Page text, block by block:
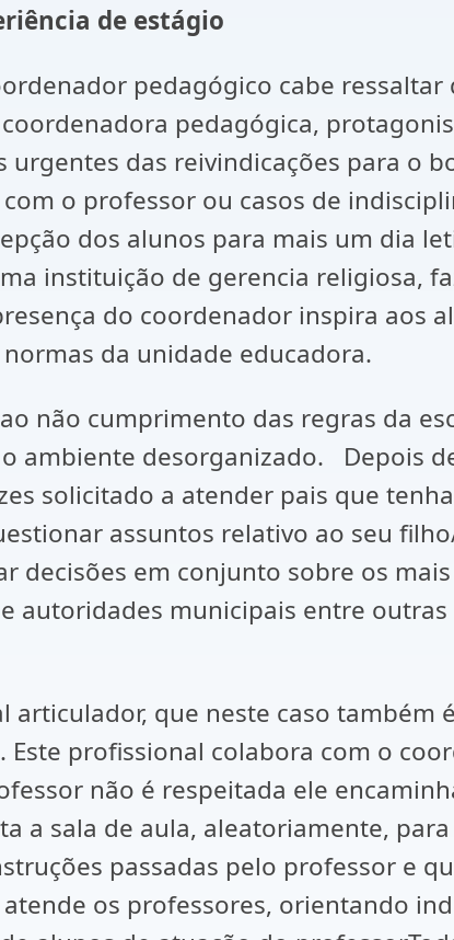
de estágio
pedagógico cabe ressaltar
pedagógica,
das reivindicações para o
o professor ou casos de
dos alunos para mais um dia
instituição de gerencia religiosa,
do coordenador inspira aos
da unidade educadora.
não cumprimento das regras da
ambiente desorganizado. Depois
solicitado a atender pais que
assuntos relativo ao seu
em conjunto sobre os
autoridades municipais entre
que neste caso também
profissional colabora com o
não é respeitada ele
a sala de aula, aleatoriamente,
passadas pelo professor e
os professores, orientando